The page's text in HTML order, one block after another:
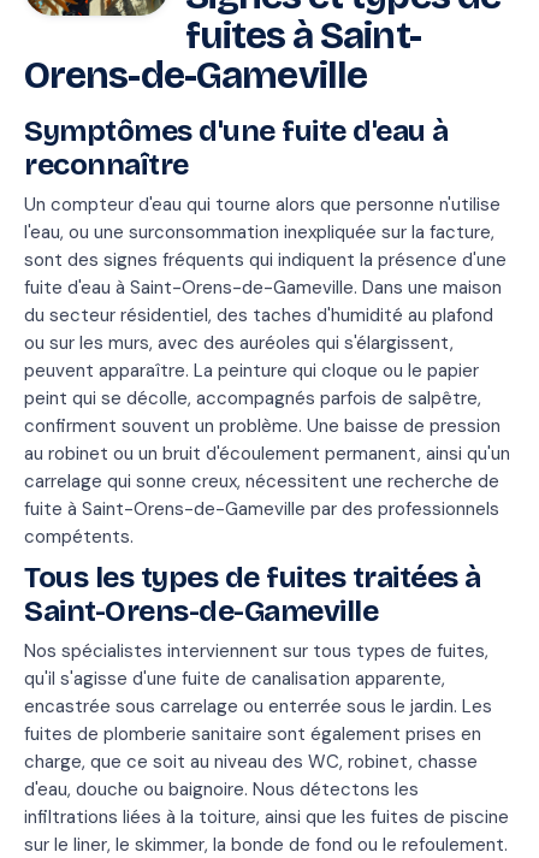
fuites à Saint-
Orens-de-Gameville
Symptômes d'une fuite d'eau à
reconnaître
Un compteur d'eau qui tourne alors que personne n'utilise
l'eau, ou une surconsommation inexpliquée sur la facture,
sont des signes fréquents qui indiquent la présence d'une
fuite d'eau à Saint-Orens-de-Gameville. Dans une maison
du secteur résidentiel, des taches d'humidité au plafond
ou sur les murs, avec des auréoles qui s'élargissent,
peuvent apparaître. La peinture qui cloque ou le papier
peint qui se décolle, accompagnés parfois de salpêtre,
confirment souvent un problème. Une baisse de pression
au robinet ou un bruit d'écoulement permanent, ainsi qu'un
carrelage qui sonne creux, nécessitent une recherche de
fuite à Saint-Orens-de-Gameville par des professionnels
compétents.
Tous les types de fuites traitées à
Saint-Orens-de-Gameville
Nos spécialistes interviennent sur tous types de fuites,
qu'il s'agisse d'une fuite de canalisation apparente,
encastrée sous carrelage ou enterrée sous le jardin. Les
fuites de plomberie sanitaire sont également prises en
charge, que ce soit au niveau des WC, robinet, chasse
d'eau, douche ou baignoire. Nous détectons les
infiltrations liées à la toiture, ainsi que les fuites de piscine
sur le liner, le skimmer, la bonde de fond ou le refoulement.